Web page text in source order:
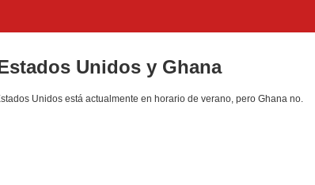
Unidos y Ghana
Unidos está actualmente en horario de verano, pero Ghana no.